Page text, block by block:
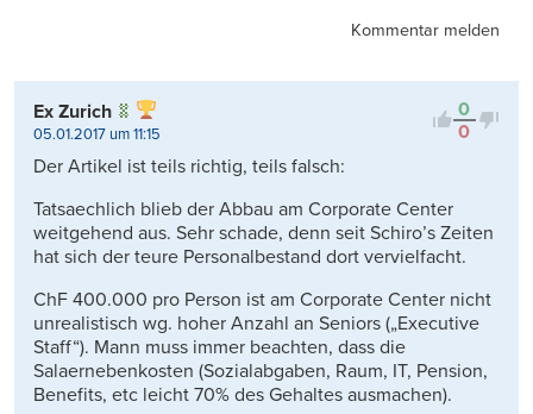
Kommentar melden
0
0
Ex Zurich
05.01.2017 um 11:15
Der Artikel ist teils richtig, teils falsch:
Tatsaechlich blieb der Abbau am Corporate Center
weitgehend aus. Sehr schade, denn seit Schiro’s Zeiten
hat sich der teure Personalbestand dort vervielfacht.
ChF 400.000 pro Person ist am Corporate Center nicht
unrealistisch wg. hoher Anzahl an Seniors („Executive
Staff“). Mann muss immer beachten, dass die
Salaernebenkosten (Sozialabgaben, Raum, IT, Pension,
Benefits, etc leicht 70% des Gehaltes ausmachen).